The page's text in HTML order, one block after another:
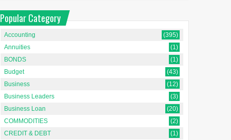
Popular Category
Accounting
(395)
Annuities
(1)
BONDS
(1)
Budget
(43)
Business
(12)
Business Leaders
(3)
Business Loan
(20)
COMMODITIES
(2)
CREDIT & DEBT
(1)